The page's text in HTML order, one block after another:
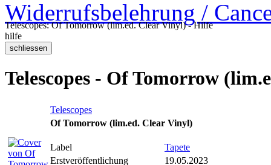
Widerrufsbelehrung /
Telescopes: Of Tomorrow (lim.ed. Clear Vinyl) - Hilfe
hilfe
Telescopes - Of Tomorrow
Telescopes
Of Tomorrow (lim.ed. Clear Vinyl)
Label
Tapete
Erstveröffentlichung
19.05.2023